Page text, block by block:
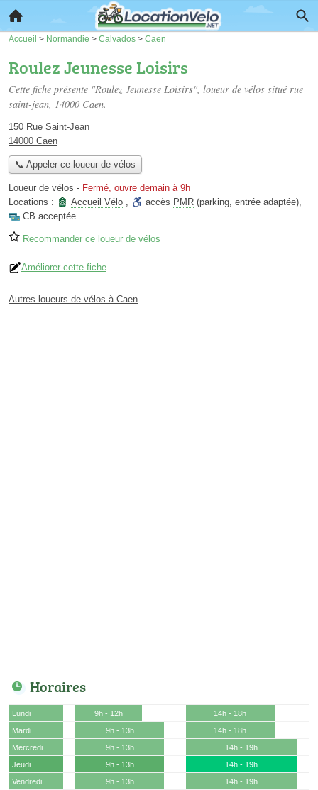
Accueil > Normandie > Calvados > Caen
Roulez Jeunesse Loisirs
Cette fiche présente "Roulez Jeunesse Loisirs", loueur de vélos situé rue
saint-jean, 14000 Caen.
150 Rue Saint-Jean
14000 Caen
📞 Appeler ce loueur de vélos
Loueur de vélos - Fermé, ouvre demain à 9h
Locations :
Accueil Vélo , accès PMR (parking, entrée adaptée),
CB acceptée
Recommander ce loueur de vélos
Améliorer cette fiche
Autres loueurs de vélos à Caen
Horaires
Lundi 9h - 12h
14h - 18h
Mardi
9h - 13h
14h - 18h
Mercredi
9h - 13h
14h - 19h
Jeudi
9h - 13h
14h - 19h
Vendredi
9h - 13h
14h - 19h